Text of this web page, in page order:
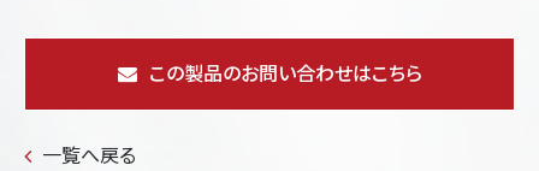
この製品のお問い合わせはこちら
一覧へ戻る